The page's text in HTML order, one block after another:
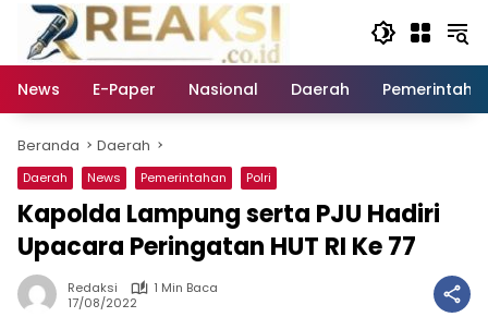
Langsung
konten
News
E-Paper Nasional Daerah
Beranda Daerah
Daerah News Pemerintahan Polri
Kapolda Lampung serta PJU Hadiri
Upacara Peringatan HUT RI Ke 77
Redaksi
1 Min Baca
17/08/2022